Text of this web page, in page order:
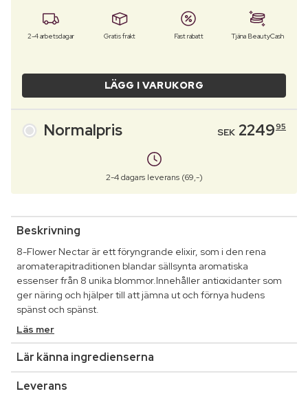
2-4 arbetsdagar Gratis frakt Fast rabatt Tjäna BeautyCash
LÄGG I VARUKORG
Normalpris SEK 224995
2-4 dagars leverans (69,-)
Beskrivning
8-Flower Nectar är ett föryngrande elixir, som i den rena
aromaterapitraditionen blandar sällsynta aromatiska
essenser från 8 unika blommor.Innehåller antioxidanter som
ger näring och hjälper till att jämna ut och förnya hudens
spänst och spänst.
Läs mer
Lär känna ingredienserna
Leverans